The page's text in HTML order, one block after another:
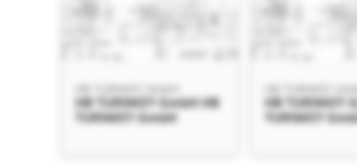
HB TURNKEY GmbH HB
TURNKEY GmbH
HB TURNKEY
TURNKEY